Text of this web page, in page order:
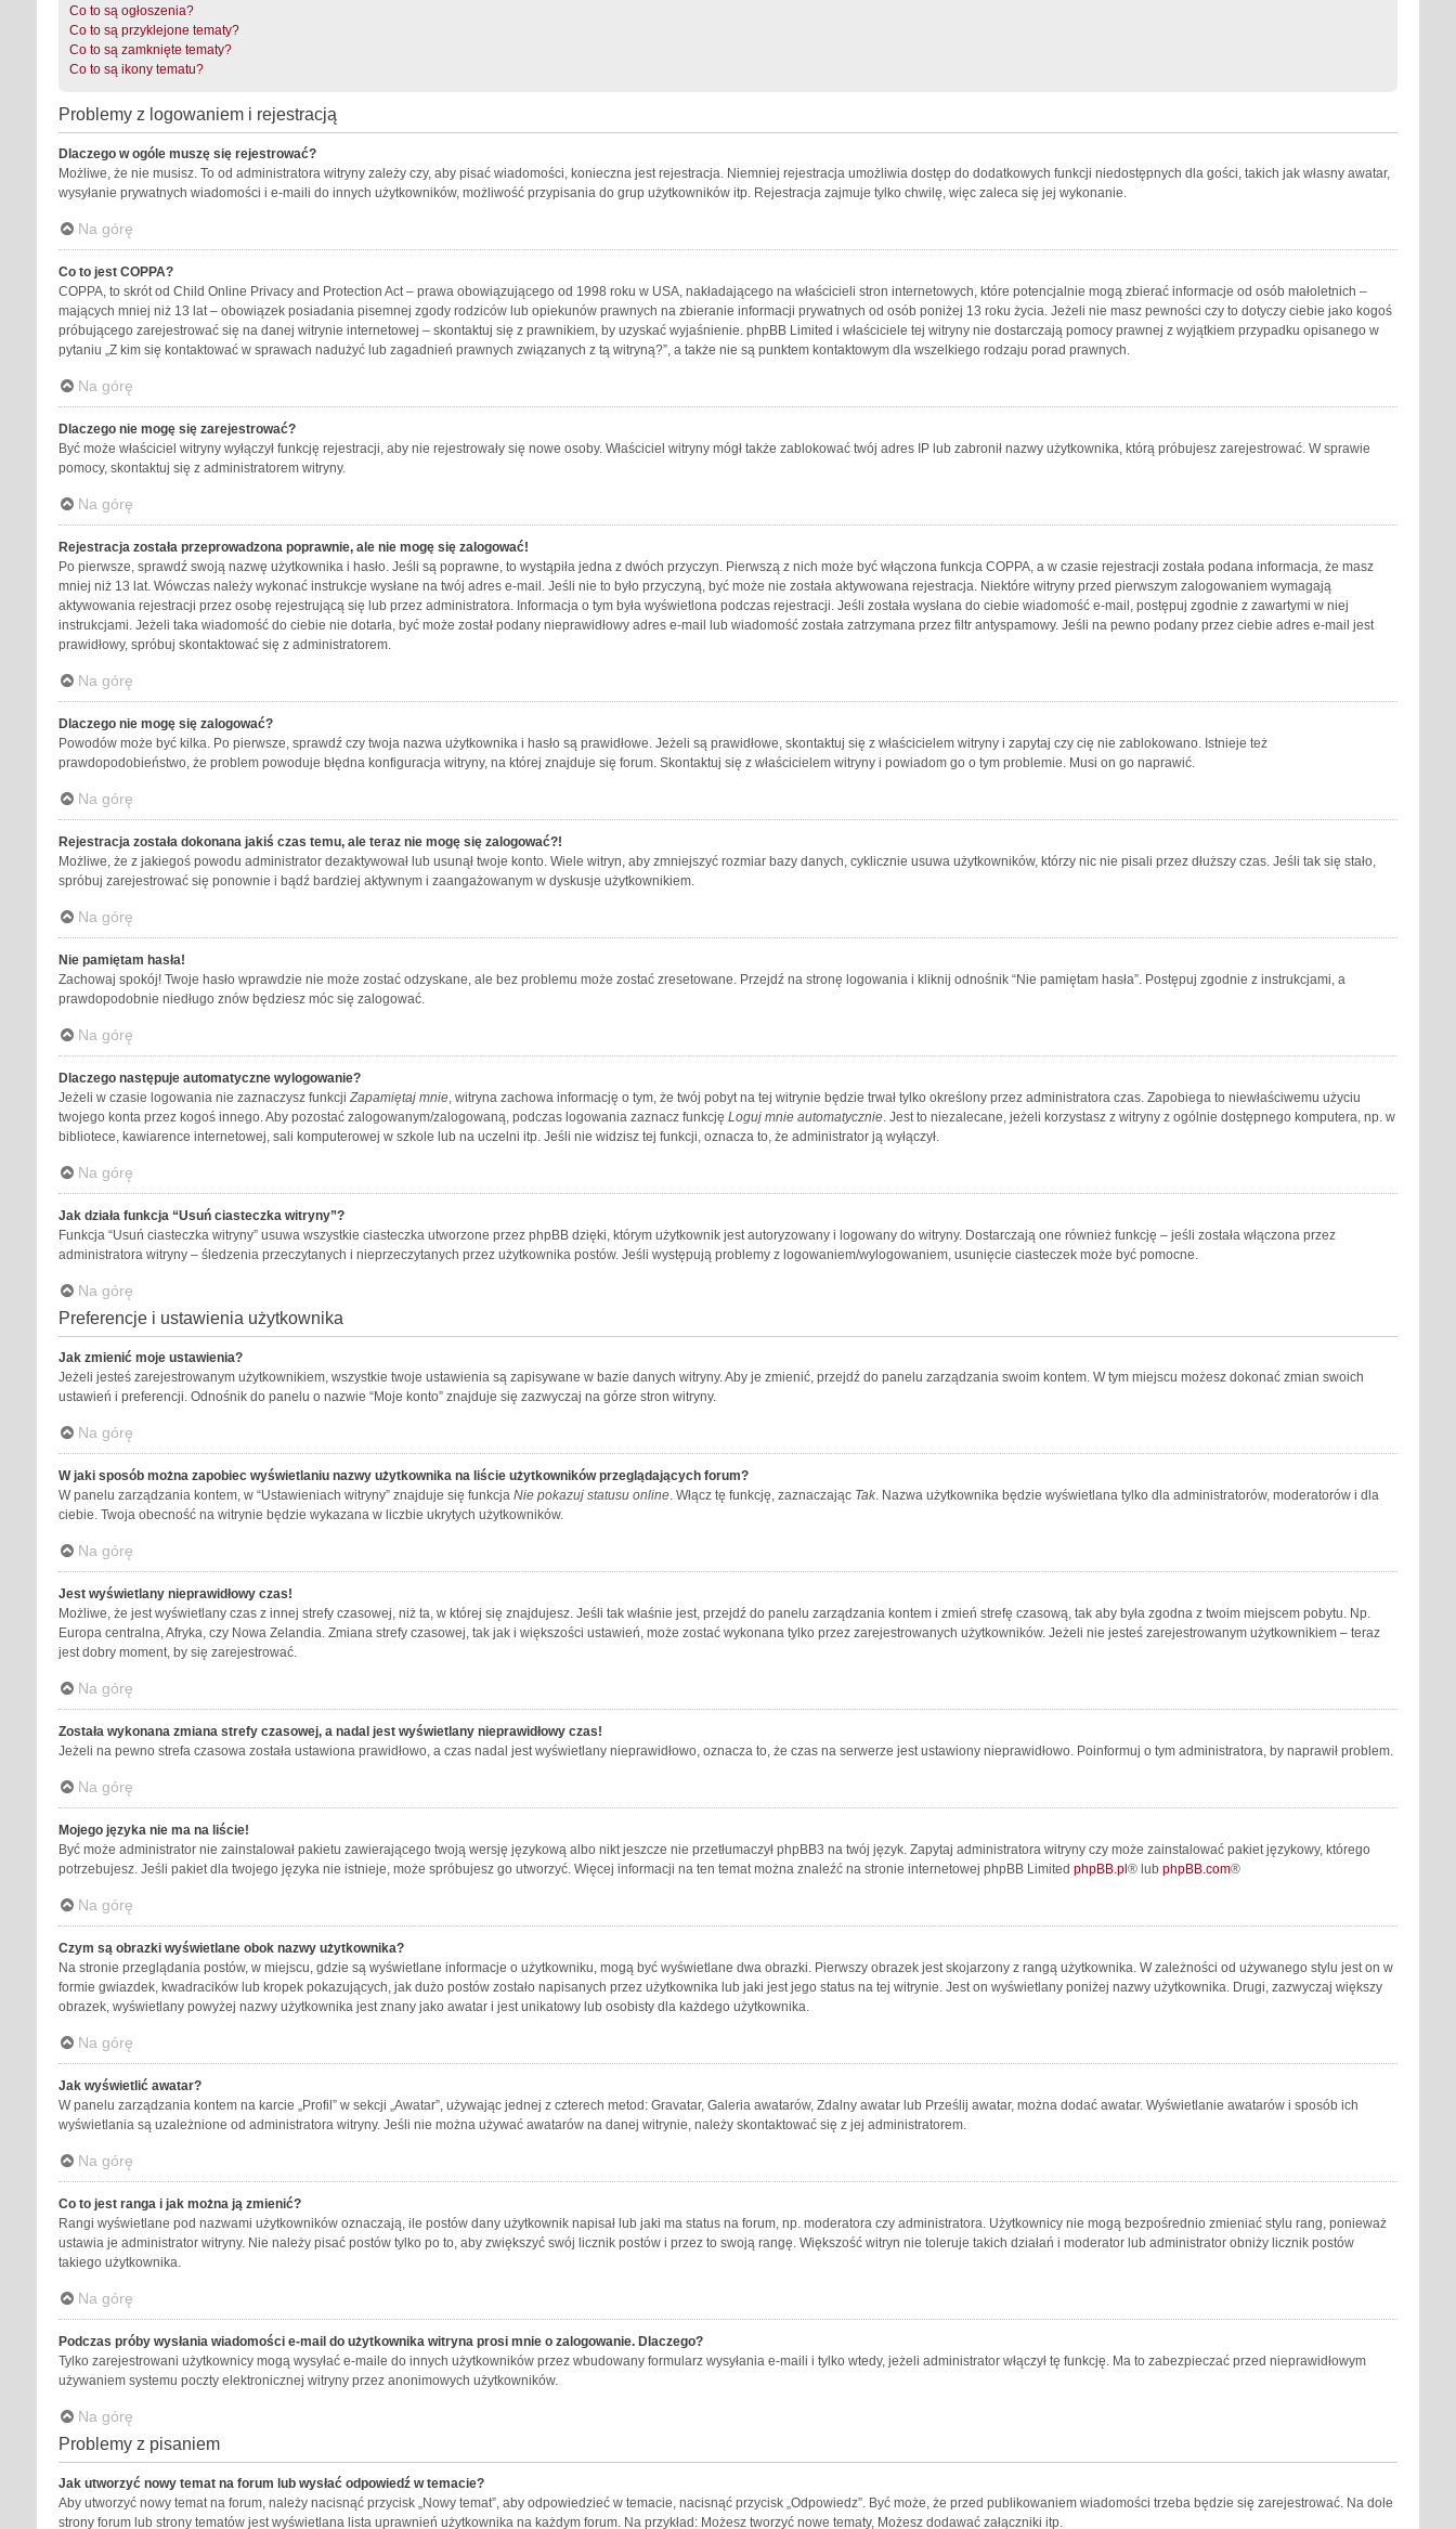
Co to są ogłoszenia?
Co to są przyklejone tematy?
Co to są zamknięte tematy?
Co to są ikony tematu?
Problemy z logowaniem i rejestracją
Dlaczego w ogóle muszę się rejestrować?
Możliwe, że nie musisz. To od administratora witryny zależy czy, aby pisać wiadomości, konieczna jest rejestracja. Niemniej rejestracja umożliwia dostęp do dodatkowych funkcji niedostępnych dla gości, takich jak własny awatar,
wysyłanie prywatnych wiadomości i e-maili do innych użytkowników, możliwość przypisania do grup użytkowników itp. Rejestracja zajmuje tylko chwilę, więc zaleca się jej wykonanie.
Na górę
Co to jest COPPA?
COPPA, to skrót od Child Online Privacy and Protection Act – prawa obowiązującego od 1998 roku w USA, nakładającego na właścicieli stron internetowych, które potencjalnie mogą zbierać informacje od osób małoletnich –
mających mniej niż 13 lat – obowiązek posiadania pisemnej zgody rodziców lub opiekunów prawnych na zbieranie informacji prywatnych od osób poniżej 13 roku życia. Jeżeli nie masz pewności czy to dotyczy ciebie jako kogoś
próbującego zarejestrować się na danej witrynie internetowej – skontaktuj się z prawnikiem, by uzyskać wyjaśnienie. phpBB Limited i właściciele tej witryny nie dostarczają pomocy prawnej z wyjątkiem przypadku opisanego w
pytaniu „Z kim się kontaktować w sprawach nadużyć lub zagadnień prawnych związanych z tą witryną?”, a także nie są punktem kontaktowym dla wszelkiego rodzaju porad prawnych.
Na górę
Dlaczego nie mogę się zarejestrować?
Być może właściciel witryny wyłączył funkcję rejestracji, aby nie rejestrowały się nowe osoby. Właściciel witryny mógł także zablokować twój adres IP lub zabronił nazwy użytkownika, którą próbujesz zarejestrować. W sprawie
pomocy, skontaktuj się z administratorem witryny.
Na górę
Rejestracja została przeprowadzona poprawnie, ale nie mogę się zalogować!
Po pierwsze, sprawdź swoją nazwę użytkownika i hasło. Jeśli są poprawne, to wystąpiła jedna z dwóch przyczyn. Pierwszą z nich może być włączona funkcja COPPA, a w czasie rejestracji została podana informacja, że masz
mniej niż 13 lat. Wówczas należy wykonać instrukcje wysłane na twój adres e-mail. Jeśli nie to było przyczyną, być może nie została aktywowana rejestracja. Niektóre witryny przed pierwszym zalogowaniem wymagają
aktywowania rejestracji przez osobę rejestrującą się lub przez administratora. Informacja o tym była wyświetlona podczas rejestracji. Jeśli została wysłana do ciebie wiadomość e-mail, postępuj zgodnie z zawartymi w niej
instrukcjami. Jeżeli taka wiadomość do ciebie nie dotarła, być może został podany nieprawidłowy adres e-mail lub wiadomość została zatrzymana przez filtr antyspamowy. Jeśli na pewno podany przez ciebie adres e-mail jest
prawidłowy, spróbuj skontaktować się z administratorem.
Na górę
Dlaczego nie mogę się zalogować?
Powodów może być kilka. Po pierwsze, sprawdź czy twoja nazwa użytkownika i hasło są prawidłowe. Jeżeli są prawidłowe, skontaktuj się z właścicielem witryny i zapytaj czy cię nie zablokowano. Istnieje też
prawdopodobieństwo, że problem powoduje błędna konfiguracja witryny, na której znajduje się forum. Skontaktuj się z właścicielem witryny i powiadom go o tym problemie. Musi on go naprawić.
Na górę
Rejestracja została dokonana jakiś czas temu, ale teraz nie mogę się zalogować?!
Możliwe, że z jakiegoś powodu administrator dezaktywował lub usunął twoje konto. Wiele witryn, aby zmniejszyć rozmiar bazy danych, cyklicznie usuwa użytkowników, którzy nic nie pisali przez dłuższy czas. Jeśli tak się stało,
spróbuj zarejestrować się ponownie i bądź bardziej aktywnym i zaangażowanym w dyskusje użytkownikiem.
Na górę
Nie pamiętam hasła!
Zachowaj spokój! Twoje hasło wprawdzie nie może zostać odzyskane, ale bez problemu może zostać zresetowane. Przejdź na stronę logowania i kliknij odnośnik “Nie pamiętam hasła”. Postępuj zgodnie z instrukcjami, a
prawdopodobnie niedługo znów będziesz móc się zalogować.
Na górę
Dlaczego następuje automatyczne wylogowanie?
Jeżeli w czasie logowania nie zaznaczysz funkcji Zapamiętaj mnie, witryna zachowa informację o tym, że twój pobyt na tej witrynie będzie trwał tylko określony przez administratora czas. Zapobiega to niewłaściwemu użyciu
twojego konta przez kogoś innego. Aby pozostać zalogowanym/zalogowaną, podczas logowania zaznacz funkcję Loguj mnie automatycznie. Jest to niezalecane, jeżeli korzystasz z witryny z ogólnie dostępnego komputera, np. w
bibliotece, kawiarence internetowej, sali komputerowej w szkole lub na uczelni itp. Jeśli nie widzisz tej funkcji, oznacza to, że administrator ją wyłączył.
Na górę
Jak działa funkcja “Usuń ciasteczka witryny”?
Funkcja “Usuń ciasteczka witryny” usuwa wszystkie ciasteczka utworzone przez phpBB dzięki, którym użytkownik jest autoryzowany i logowany do witryny. Dostarczają one również funkcję – jeśli została włączona przez
administratora witryny – śledzenia przeczytanych i nieprzeczytanych przez użytkownika postów. Jeśli występują problemy z logowaniem/wylogowaniem, usunięcie ciasteczek może być pomocne.
Na górę
Preferencje i ustawienia użytkownika
Jak zmienić moje ustawienia?
Jeżeli jesteś zarejestrowanym użytkownikiem, wszystkie twoje ustawienia są zapisywane w bazie danych witryny. Aby je zmienić, przejdź do panelu zarządzania swoim kontem. W tym miejscu możesz dokonać zmian swoich
ustawień i preferencji. Odnośnik do panelu o nazwie “Moje konto” znajduje się zazwyczaj na górze stron witryny.
Na górę
W jaki sposób można zapobiec wyświetlaniu nazwy użytkownika na liście użytkowników przeglądających forum?
W panelu zarządzania kontem, w “Ustawieniach witryny” znajduje się funkcja Nie pokazuj statusu online. Włącz tę funkcję, zaznaczając Tak. Nazwa użytkownika będzie wyświetlana tylko dla administratorów, moderatorów i dla
ciebie. Twoja obecność na witrynie będzie wykazana w liczbie ukrytych użytkowników.
Na górę
Jest wyświetlany nieprawidłowy czas!
Możliwe, że jest wyświetlany czas z innej strefy czasowej, niż ta, w której się znajdujesz. Jeśli tak właśnie jest, przejdź do panelu zarządzania kontem i zmień strefę czasową, tak aby była zgodna z twoim miejscem pobytu. Np.
Europa centralna, Afryka, czy Nowa Zelandia. Zmiana strefy czasowej, tak jak i większości ustawień, może zostać wykonana tylko przez zarejestrowanych użytkowników. Jeżeli nie jesteś zarejestrowanym użytkownikiem – teraz
jest dobry moment, by się zarejestrować.
Na górę
Została wykonana zmiana strefy czasowej, a nadal jest wyświetlany nieprawidłowy czas!
Jeżeli na pewno strefa czasowa została ustawiona prawidłowo, a czas nadal jest wyświetlany nieprawidłowo, oznacza to, że czas na serwerze jest ustawiony nieprawidłowo. Poinformuj o tym administratora, by naprawił problem.
Na górę
Mojego języka nie ma na liście!
Być może administrator nie zainstalował pakietu zawierającego twoją wersję językową albo nikt jeszcze nie przetłumaczył phpBB3 na twój język. Zapytaj administratora witryny czy może zainstalować pakiet językowy, którego
potrzebujesz. Jeśli pakiet dla twojego języka nie istnieje, może spróbujesz go utworzyć. Więcej informacji na ten temat można znaleźć na stronie internetowej phpBB Limited phpBB.pl® lub phpBB.com®
Na górę
Czym są obrazki wyświetlane obok nazwy użytkownika?
Na stronie przeglądania postów, w miejscu, gdzie są wyświetlane informacje o użytkowniku, mogą być wyświetlane dwa obrazki. Pierwszy obrazek jest skojarzony z rangą użytkownika. W zależności od używanego stylu jest on w
formie gwiazdek, kwadracików lub kropek pokazujących, jak dużo postów zostało napisanych przez użytkownika lub jaki jest jego status na tej witrynie. Jest on wyświetlany poniżej nazwy użytkownika. Drugi, zazwyczaj większy
obrazek, wyświetlany powyżej nazwy użytkownika jest znany jako awatar i jest unikatowy lub osobisty dla każdego użytkownika.
Na górę
Jak wyświetlić awatar?
W panelu zarządzania kontem na karcie „Profil” w sekcji „Awatar”, używając jednej z czterech metod: Gravatar, Galeria awatarów, Zdalny awatar lub Prześlij awatar, można dodać awatar. Wyświetlanie awatarów i sposób ich
wyświetlania są uzależnione od administratora witryny. Jeśli nie można używać awatarów na danej witrynie, należy skontaktować się z jej administratorem.
Na górę
Co to jest ranga i jak można ją zmienić?
Rangi wyświetlane pod nazwami użytkowników oznaczają, ile postów dany użytkownik napisał lub jaki ma status na forum, np. moderatora czy administratora. Użytkownicy nie mogą bezpośrednio zmieniać stylu rang, ponieważ
ustawia je administrator witryny. Nie należy pisać postów tylko po to, aby zwiększyć swój licznik postów i przez to swoją rangę. Większość witryn nie toleruje takich działań i moderator lub administrator obniży licznik postów
takiego użytkownika.
Na górę
Podczas próby wysłania wiadomości e-mail do użytkownika witryna prosi mnie o zalogowanie. Dlaczego?
Tylko zarejestrowani użytkownicy mogą wysyłać e-maile do innych użytkowników przez wbudowany formularz wysyłania e-maili i tylko wtedy, jeżeli administrator włączył tę funkcję. Ma to zabezpieczać przed nieprawidłowym
używaniem systemu poczty elektronicznej witryny przez anonimowych użytkowników.
Na górę
Problemy z pisaniem
Jak utworzyć nowy temat na forum lub wysłać odpowiedź w temacie?
Aby utworzyć nowy temat na forum, należy nacisnąć przycisk „Nowy temat”, aby odpowiedzieć w temacie, nacisnąć przycisk „Odpowiedz”. Być może, że przed publikowaniem wiadomości trzeba będzie się zarejestrować. Na dole
strony forum lub strony tematów jest wyświetlana lista uprawnień użytkownika na każdym forum. Na przykład: Możesz tworzyć nowe tematy, Możesz dodawać załączniki itp.